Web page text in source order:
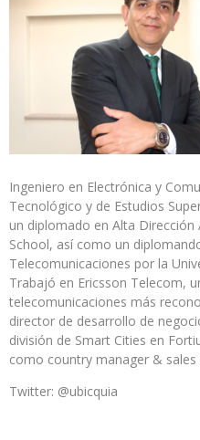
Ingeniero en Electrónica y
Tecnológico y de Estudios
un diplomado en Alta Dirección
School, así como un
Telecomunicaciones por la
Trabajó en Ericsson Telecom,
telecomunicaciones más
director de desarrollo de
división de Smart Cities en
como country manager & sales
Twitter: @ubicquia